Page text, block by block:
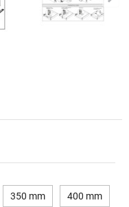
350 mm 400 mm